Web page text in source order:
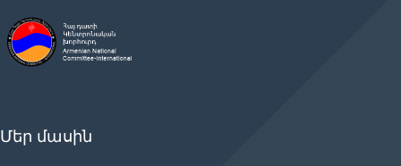
Մեր մասին